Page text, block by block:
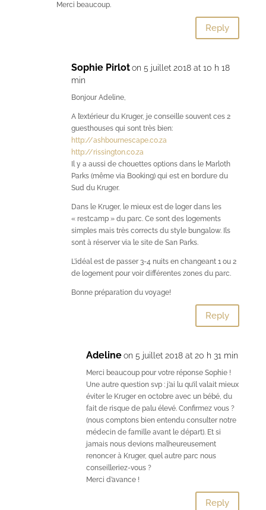
Merci beaucoup.
Reply
Sophie Pirlot on 5 juillet 2018 at 10 h 18
min
Bonjour Adeline,
A l’extérieur du Kruger, je conseille souvent ces 2
guesthouses qui sont très bien:
http://ashbournescape.co.za
http://rissington.co.za
Il y a aussi de chouettes options dans le Marloth
Parks (même via Booking) qui est en bordure du
Sud du Kruger.
Dans le Kruger, le mieux est de loger dans les
« restcamp » du parc. Ce sont des logements
simples mais très corrects du style bungalow. Ils
sont à réserver via le site de San Parks.
L’idéal est de passer 3-4 nuits en changeant 1 ou 2
de logement pour voir différentes zones du parc.
Bonne préparation du voyage!
Reply
Adeline on 5 juillet 2018 at 20 h 31 min
Merci beaucoup pour votre réponse Sophie !
Une autre question svp : j’ai lu qu’il valait mieux
éviter le Kruger en octobre avec un bébé, du
fait de risque de palu élevé. Confirmez vous ?
(nous comptons bien entendu consulter notre
médecin de famille avant le départ). Et si
jamais nous devions malheureusement
renoncer à Kruger, quel autre parc nous
conseilleriez-vous ?
Merci d’avance !
Reply